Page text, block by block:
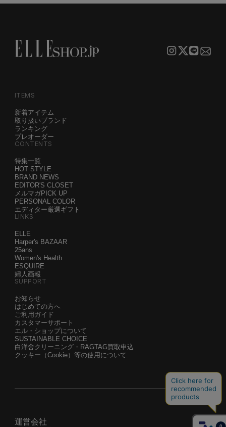
ITEMS
新着アイテム
取り扱いブランド
ランキング
プレオーダー
CONTENTS
特集一覧
HOT STYLE
BRAND NEWS
EDITOR'S CLOSET
メルマガPICK UP
PERSONAL COLOR
エディター厳選ギフト
LINKS
ELLE
Harper's BAZAAR
25ans
Women's Health
ESQUIRE
婦人画報
SUPPORT
お知らせ
はじめての方へ
ご利用ガイド
カスタマーサポート
エル・ショップについて
SUSTAINABLE CHOICE
白洋舍クリーニング・RAGTAG買取申込
クッキー（Cookie）等の使用について
運営会社